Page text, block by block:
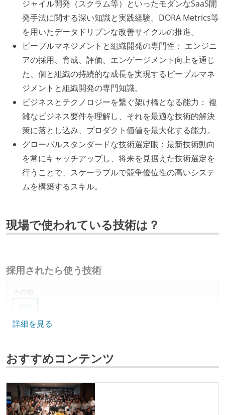
ジャイル開発（スクラム等）といったモダンなSaaS開
発手法に関する深い知識と実践経験。DORA Metrics等
を用いたデータドリブンな改善サイクルの推進。
ピープルマネジメントと組織開発の専門性： エンジニ
アの採用、育成、評価、エンゲージメント向上を通じ
た、個と組織の持続的な成長を実現するピープルマネ
ジメントと組織開発の専門知識。
ビジネスとテクノロジーを繋ぐ架け橋となる能力： 複
雑なビジネス要件を理解し、それを最適な技術的解決
策に落とし込み、プロダクト価値を最大化する能力。
グローバルスタンダードな技術選定眼：最新技術動向
を常にキャッチアップし、将来を見据えた技術選定を
行うことで、スケーラブルで競争優位性の高いシステ
ムを構築するスキル。
現場で使われている技術は？
採用されたら使う技術
その他
aws
言語
python
go javascript typescript
フレームワーク
react
vue.js
詳細を見る
おすすめコンテンツ